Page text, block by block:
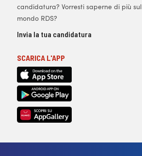
candidatura? Vorresti saperne di più sul
mondo RDS?
Invia la tua candidatura
SCARICA L'APP